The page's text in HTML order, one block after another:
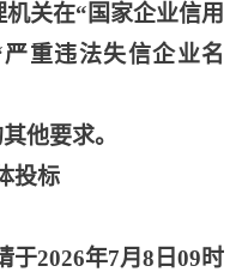
关在“国家企业信用
重违法失信企业名
他要求。
投标
于2026年7月8日09时